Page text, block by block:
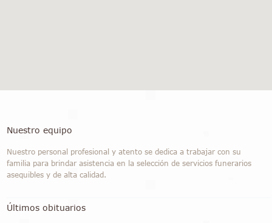
Nuestro equipo
Nuestro personal profesional y atento se dedica a trabajar con su
familia para brindar asistencia en la selección de servicios funerarios
asequibles y de alta calidad.
Últimos obituarios